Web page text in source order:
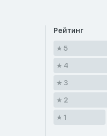
Рейтинг
5
4
3
2
1